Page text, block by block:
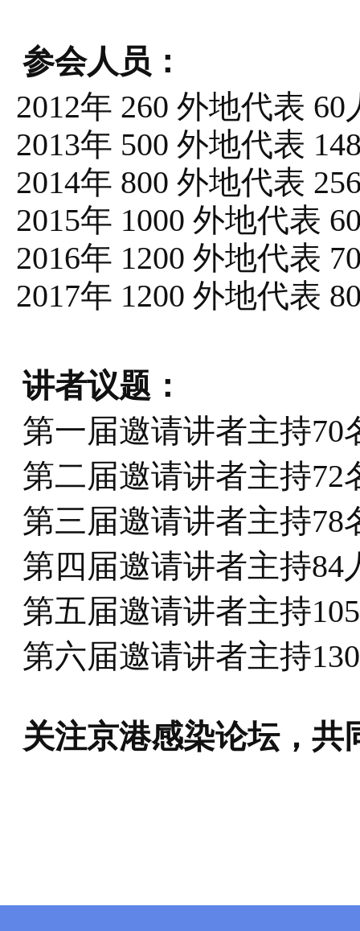
参会人员：
2012年 260 外地代表 60
2013年 500 外地代表
2014年 800 外地代表
2015年 1000 外地代表
2016年 1200 外地代表
2017年 1200 外地代表
讲者议题：
第一届邀请讲者主持70
第二届邀请讲者主持72
第三届邀请讲者主持78
第四届邀请讲者主持
第五届邀请讲者主持
第六届邀请讲者主持
关注京港感染论坛，共